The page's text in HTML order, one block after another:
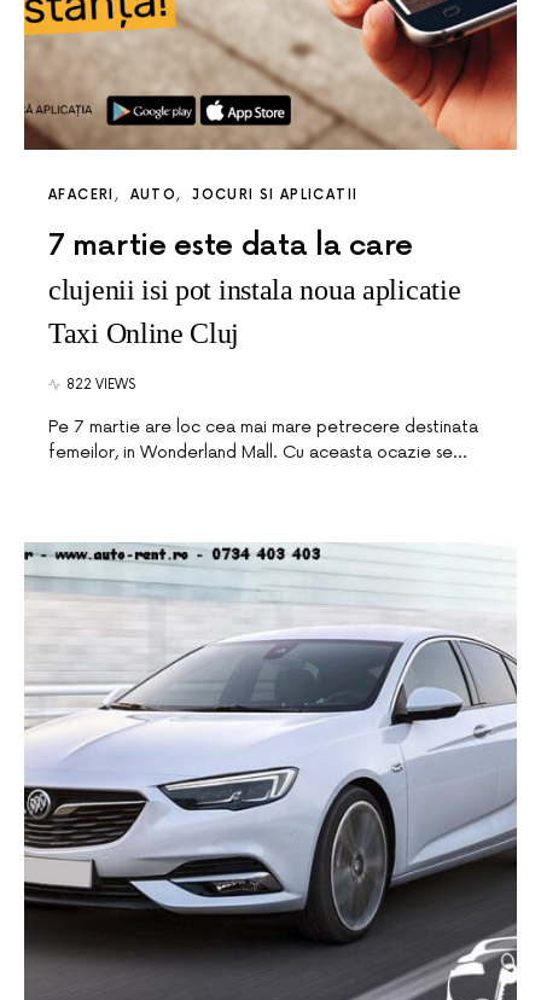
AFACERI AUTO JOCURI SI APLICATII
7 martie este data la care
clujenii isi pot instala noua aplicatie
Taxi Online Cluj
822 VIEWS
Pe 7 martie are loc cea mai mare petrecere destinata
femeilor, in Wonderland Mall. Cu aceasta ocazie se…